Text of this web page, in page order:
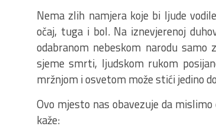
Nema zlih namjera koje bi ljude
očaj, tuga i bol. Na iznevjerenoj
odabranom nebeskom narodu
sjeme smrti, ljudskom rukom
mržnjom i osvetom može stići jedino
Ovo mjesto nas obavezuje da
kaže: